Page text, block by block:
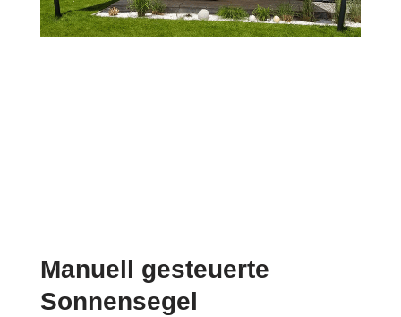
Manuell gesteuerte
Sonnensegel